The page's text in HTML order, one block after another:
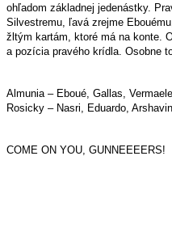
ohľadom základnej jedenástky.
Silvestremu, ľavá zrejme
žltým kartám, ktoré má na konte.
a pozícia pravého krídla. Osobne
Almunia – Eboué, Gallas,
Rosicky – Nasri, Eduardo, Arshavin
COME ON YOU, GUNNEEEERS!